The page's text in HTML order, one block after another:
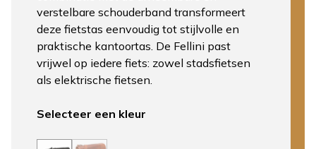
verstelbare schouderband transformeert
deze fietstas eenvoudig tot stijlvolle en
praktische kantoortas. De Fellini past
vrijwel op iedere fiets: zowel stadsfietsen
als elektrische fietsen.
Selecteer een kleur